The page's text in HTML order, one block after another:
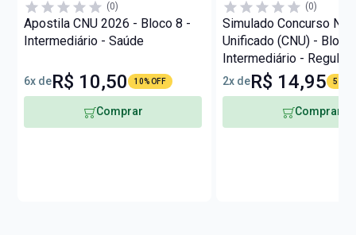
(0)
Apostila CNU 2026 - Bloco 8 -
Intermediário - Saúde
6x deR$ 10,50 10% OFF
Comprar
(0)
Simulado Concurso
Unificado (CNU) -
Intermediário -
2x deR$ 14,95 57%
Comprar